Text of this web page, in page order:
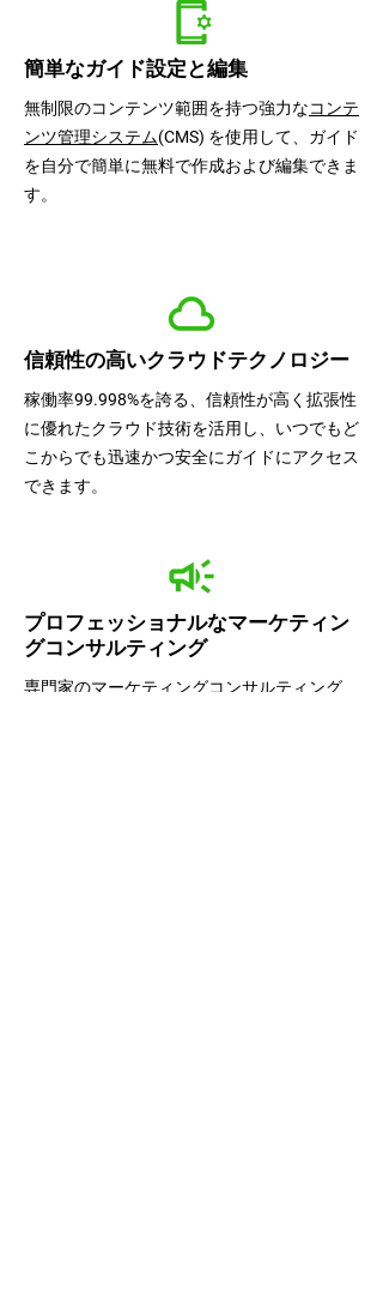
簡単なガイド設定と編集
無制限のコンテンツ範囲を持つ強力なコンテ
ンツ管理システム(CMS) を使用して、ガイド
を自分で簡単に無料で作成および編集できま
す。
信頼性の高いクラウドテクノロジー
稼働率99.998%を誇る、信頼性が高く拡張性
に優れたクラウド技術を活用し、いつでもど
こからでも迅速かつ安全にガイドにアクセス
できます。
プロフェッショナルなマーケティン
グコンサルティング
専門家のマーケティングコンサルティング、